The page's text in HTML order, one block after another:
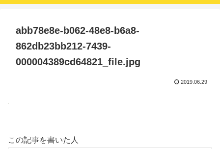
abb78e8e-b062-48e8-b6a8-
862db23bb212-7439-
000004389cd64821_file.jpg
2019.06.29
この記事を書いた人